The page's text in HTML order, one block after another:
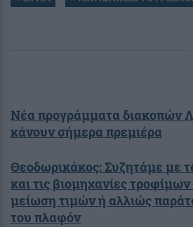
Νέα προγράμματα
κάνουν σήμερα πρεμιέρα
Θεοδωρικάκος: Συζητάμε με
και τις βιομηχανίες
μείωση τιμών ή αλλιώς
του πλαφόν